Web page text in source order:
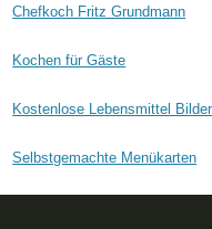
Chefkoch Fritz Grundmann
Kochen für Gäste
Kostenlose Lebensmittel Bilder
Selbstgemachte Menükarten